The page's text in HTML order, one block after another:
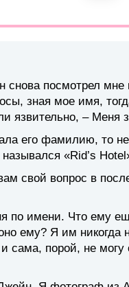
снова посмотрел мне
зная мое имя,
язвительно, – Меня
его фамилию, то
«Rid’s
свой вопрос в
по имени. Что ему
ему? Я им никогда
сама, порой, не могу